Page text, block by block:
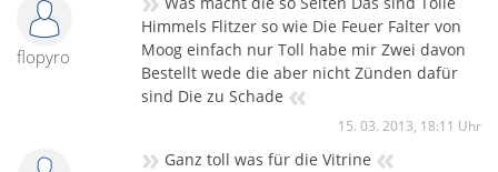
flopyro
Himmels Flitzer so wie Die Feuer Falter von
Moog einfach nur Toll habe mir Zwei davon
Bestellt wede die aber nicht Zünden dafür
sind Die zu Schade «
15. 03. 2013, 18:11 Uhr
» Ganz toll was für die Vitrine «